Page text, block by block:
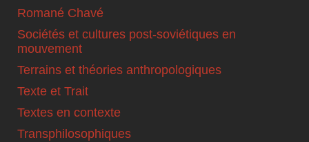
Romané Chavé
Sociétés et cultures post-soviétiques en
mouvement
Terrains et théories anthropologiques
Texte et Trait
Textes en contexte
Transphilosophiques